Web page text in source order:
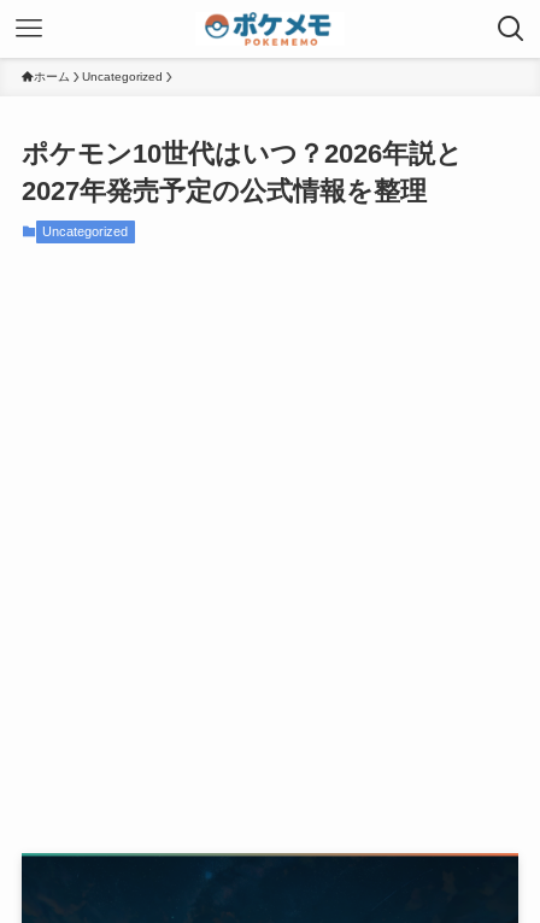
ホーム Uncategorized
ポケモン10世代はいつ？2026年説と
2027年発売予定の公式情報を整理
Uncategorized